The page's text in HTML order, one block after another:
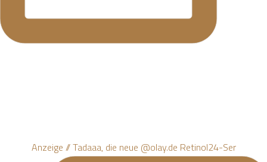
Anzeige // Tadaaa, die neue @olay.de Retinol24-Ser